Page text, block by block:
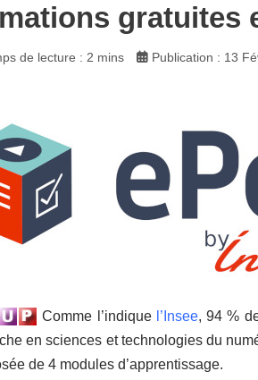
gratuites
de lecture : 2 mins Publication : 13
Comme l’indique l’Insee, 94 %
en sciences et technologies du
de 4 modules d’apprentissage.